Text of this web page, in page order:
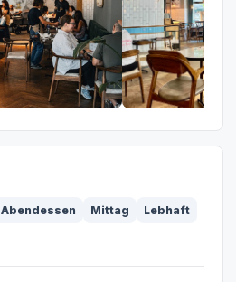
Abendessen Mittag
Lebhaft